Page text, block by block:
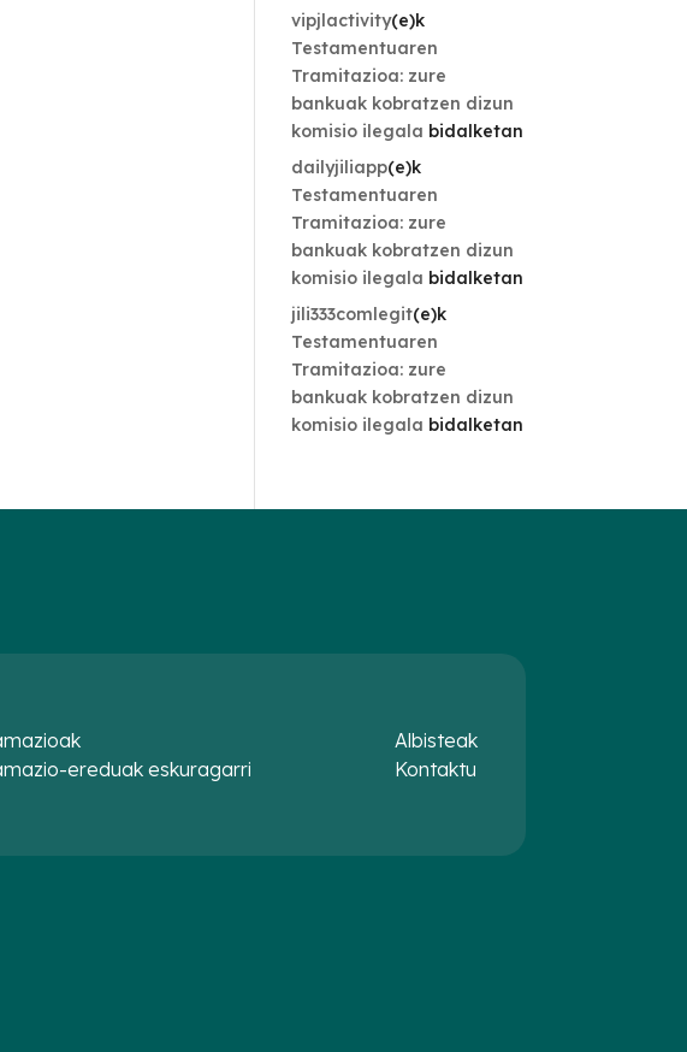
vipjlactivity(e)k
Testamentuaren
Tramitazioa: zure
bankuak kobratzen dizun
komisio ilegala bidalketan
dailyjiliapp(e)k
Testamentuaren
Tramitazioa: zure
bankuak kobratzen dizun
komisio ilegala bidalketan
jili333comlegit(e)k
Testamentuaren
Tramitazioa: zure
bankuak kobratzen dizun
komisio ilegala bidalketan
ereduak eskuragarri
Albisteak
Kontaktu